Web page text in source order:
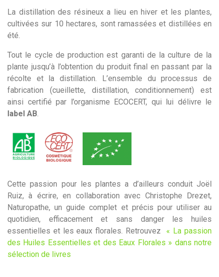
La distillation des résineux a lieu en hiver et les plantes,
cultivées sur 10 hectares, sont ramassées et distillées en
été.
Tout le cycle de production est garanti de la culture de la
plante jusqu’à l’obtention du produit final en passant par la
récolte et la distillation. L’ensemble du processus de
fabrication (cueillette, distillation, conditionnement) est
ainsi certifié par l’organisme ECOCERT, qui lui délivre le
label AB.
Cette passion pour les plantes a d’ailleurs conduit Joël
Ruiz, à écrire, en collaboration avec Christophe Drezet,
Naturopathe, un guide complet et précis pour utiliser au
quotidien, efficacement et sans danger les huiles
essentielles et les eaux florales. Retrouvez
« La passion
des Huiles Essentielles et des Eaux Florales » dans notre
sélection de livres